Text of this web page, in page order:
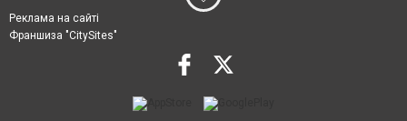
Реклама на сайті
Франшиза "CitySites"